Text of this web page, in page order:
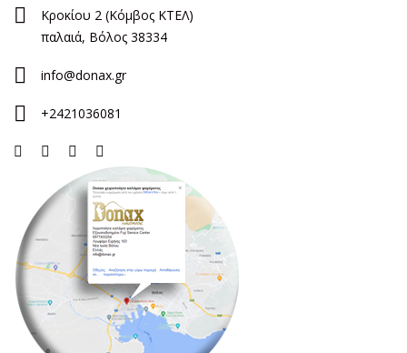
Κροκίου 2 (Κόμβος ΚΤΕΛ)
παλαιά, Βόλος 38334
info@donax.gr
+2421036081